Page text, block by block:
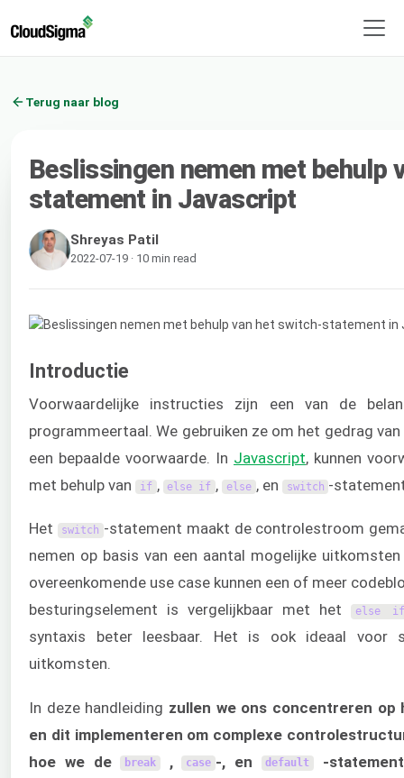
Terug naar blog
Beslissingen nemen met behulp
statement in Javascript
Shreyas Patil
2022-07-19 · 10 min read
Introductie
Voorwaardelijke instructies zijn een van de
programmeertaal. We gebruiken ze om het gedrag
een bepaalde voorwaarde. In Javascript, kunnen
met behulp van
if , else if , else , en switch -
Het switch -statement maakt de controlestroom
nemen op basis van een aantal mogelijke
overeenkomende use case kunnen een of meer
besturingselement is vergelijkbaar met het
else if
syntaxis beter leesbaar. Het is ook ideaal voor
uitkomsten.
In deze handleiding zullen we ons concentreren
en dit implementeren om complexe
hoe we de break , case -, en default
-